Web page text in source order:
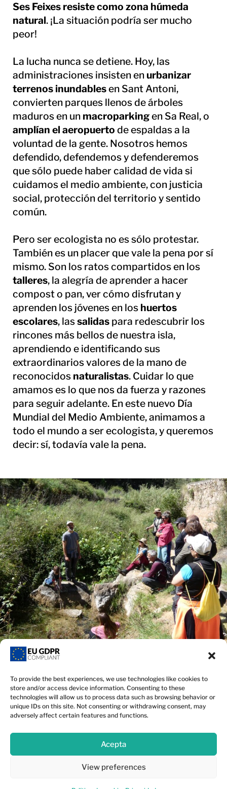
To provide the best experiences, we use technologies like cookies to
store and/or access device information. Consenting to these
technologies will allow us to process data such as browsing behavior or
unique IDs on this site. Not consenting or withdrawing consent, may
adversely affect certain features and functions.
Acepta
View preferences
Ses Feixes resiste como zona húmeda
natural. ¡La situación podría ser mucho
peor!
La lucha nunca se detiene. Hoy, las
administraciones insisten en urbanizar
terrenos inundablesen Sant Antoni,
convierten parques llenos de árboles
maduros en un macroparkingen Sa Real, o
amplían el aeropuerto de espaldas a la
voluntad de la gente. Nosotros hemos
defendido, defendemos y defenderemos
que sólo puede haber calidad de vida si
cuidamos el medio ambiente, con justicia
social, protección del territorio y sentido
común.
Pero ser ecologista no es sólo protestar.
También es un placer que vale la pena por sí
mismo. Son los ratos compartidos en los
talleres, la alegría de aprender a hacer
compost o pan, ver cómo disfrutan y
aprenden los jóvenes en los huertos
escolares, lassalidas para redescubrir los
rincones más bellos de nuestra isla,
aprendiendo e identificando sus
extraordinarios valores de la mano de
reconocidos naturalistas. Cuidar lo que
amamos es lo que nos da fuerza y ​​razones
para seguir adelante. En este nuevo Día
Mundial del Medio Ambiente, animamos a
todo el mundo a ser ecologista, y queremos
decir: sí, todavía vale la pena.
© Amics de la Terra Eivissa.Política de privacitat